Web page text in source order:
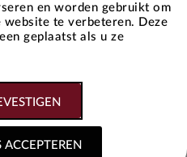
vervolgens krijgt u een
en worden gebruikt om
website te verbeteren. Deze
geplaatst als u ze